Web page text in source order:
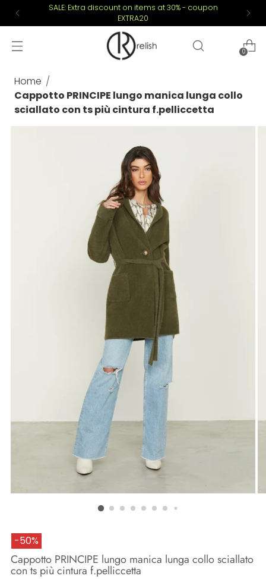
SALE: Extra discount on items at 30% - coupon
EXTRA20
0
Home
Cappotto PRINCIPE lungo manica lunga collo
sciallato con ts più cintura f.pelliccetta
-50%
Cappotto PRINCIPE lungo manica lunga collo sciallato
con ts più cintura f.pelliccetta